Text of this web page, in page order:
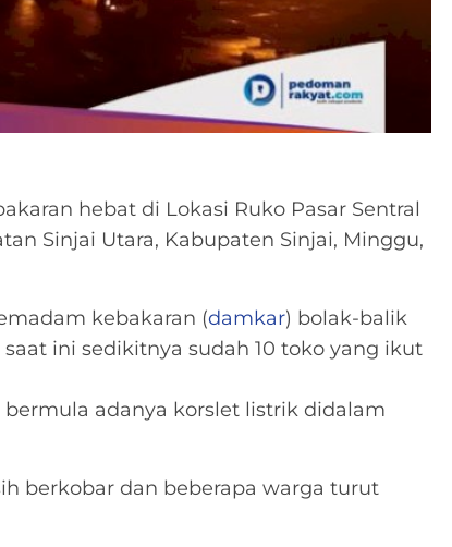
hebat di Lokasi Ruko Pasar Sentral
Sinjai Utara, Kabupaten Sinjai, Minggu,
kebakaran (damkar) bolak-balik
ini sedikitnya sudah 10 toko yang ikut
adanya korslet listrik didalam
berkobar dan beberapa warga turut